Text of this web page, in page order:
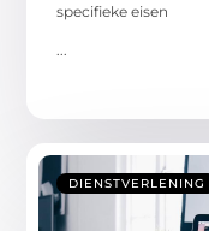
specifieke eisen
...
DIENSTVERLENING